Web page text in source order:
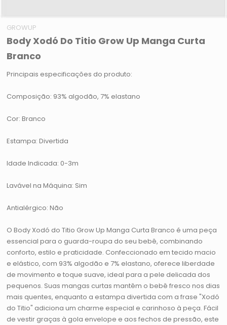
GROWUP
Body Xodó Do Titio Grow Up Manga Curta
Branco
Principais especificações do produto:
Composição: 93% algodão, 7% elastano
Cor: Branco
Estampa: Divertida
Idade Indicada: 0-3m
Lavável na Máquina: Sim
Antialérgico: Não
O Body Xodó do Titio Grow Up Manga Curta Branco é uma peça
essencial para o guarda-roupa do seu bebê, combinando
conforto, estilo e praticidade. Confeccionado em tecido macio
e elástico, com 93% algodão e 7% elastano, oferece liberdade
de movimento e toque suave, ideal para a pele delicada dos
pequenos. Suas mangas curtas mantêm o bebê fresco nos dias
mais quentes, enquanto a estampa divertida com a frase "Xodó
do Titio" adiciona um charme especial e carinhoso à peça. Fácil
de vestir graças à gola envelope e aos fechos de pressão, este